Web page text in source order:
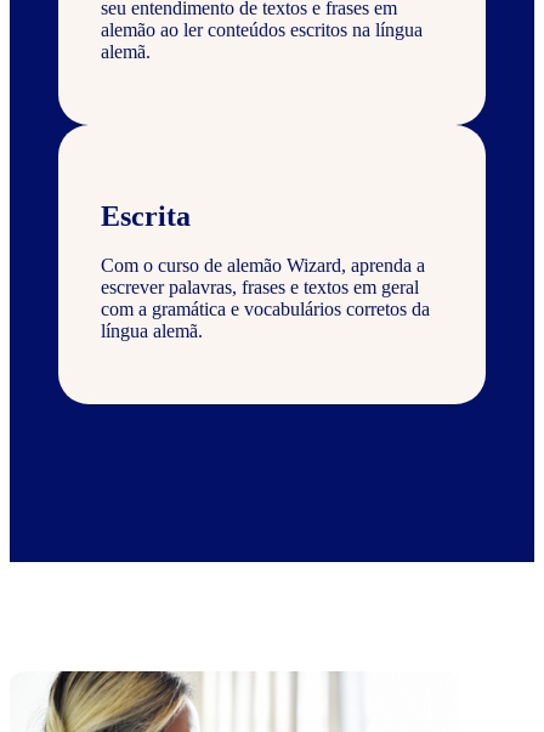
seu entendimento de textos e frases em
alemão ao ler conteúdos escritos na língua
alemã.
Escrita
Com o curso de alemão Wizard, aprenda a
escrever palavras, frases e textos em geral
com a gramática e vocabulários corretos da
língua alemã.